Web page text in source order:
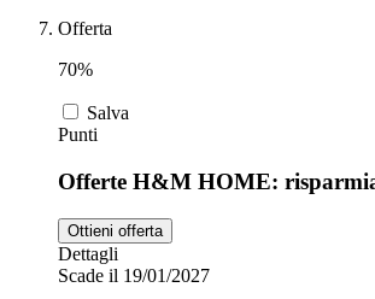
Offerta
70%
Salva
Punti
Offerte H&M HOME:
Ottieni offerta
Dettagli
Scade il 19/01/2027